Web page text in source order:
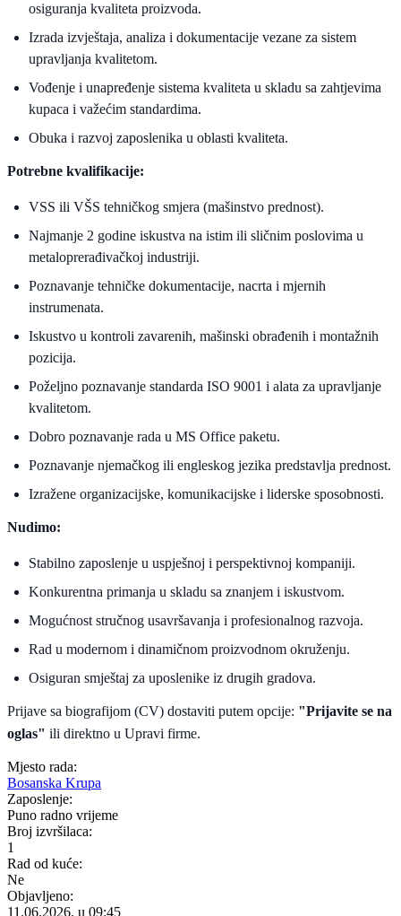
osiguranja kvaliteta proizvoda.
Izrada izvještaja, analiza i dokumentacije vezane za sistem
upravljanja kvalitetom.
Vođenje i unapređenje sistema kvaliteta u skladu sa zahtjevima
kupaca i važećim standardima.
Obuka i razvoj zaposlenika u oblasti kvaliteta.
Potrebne kvalifikacije:
VSS ili VŠS tehničkog smjera (mašinstvo prednost).
Najmanje 2 godine iskustva na istim ili sličnim poslovima u
metaloprerađivačkoj industriji.
Poznavanje tehničke dokumentacije, nacrta i mjernih
instrumenata.
Iskustvo u kontroli zavarenih, mašinski obrađenih i montažnih
pozicija.
Poželjno poznavanje standarda ISO 9001 i alata za upravljanje
kvalitetom.
Dobro poznavanje rada u MS Office paketu.
Poznavanje njemačkog ili engleskog jezika predstavlja prednost.
Izražene organizacijske, komunikacijske i liderske sposobnosti.
Nudimo:
Stabilno zaposlenje u uspješnoj i perspektivnoj kompaniji.
Konkurentna primanja u skladu sa znanjem i iskustvom.
Mogućnost stručnog usavršavanja i profesionalnog razvoja.
Rad u modernom i dinamičnom proizvodnom okruženju.
Osiguran smještaj za uposlenike iz drugih gradova.
Prijave sa biografijom (CV) dostaviti putem opcije: "Prijavite se na
oglas" ili direktno u Upravi firme.
Mjesto rada:
Bosanska Krupa
Zaposlenje:
Puno radno vrijeme
Broj izvršilaca:
1
Rad od kuće:
Ne
Objavljeno:
11.06.2026. u 09:45